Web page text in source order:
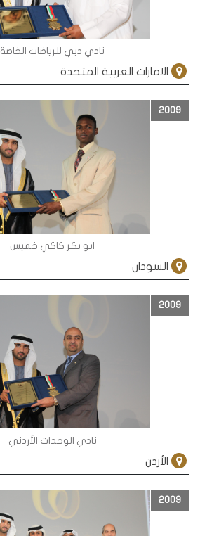
نادي دبي للرياضات الخاصة
الامارات العربية المتحدة
2009
ابو بكر كاكي خميس
السودان
2009
نادي الوحدات الأردني
الأردن
2009